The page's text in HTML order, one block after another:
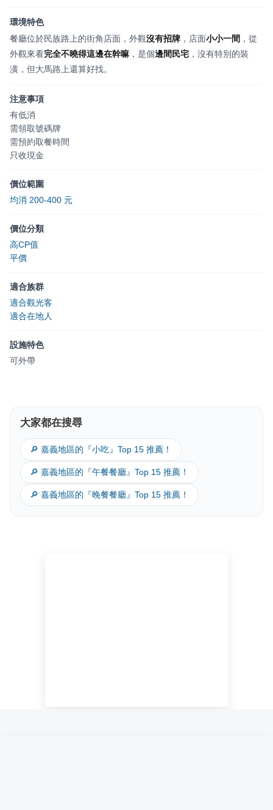
環境特色
餐廳位於民族路上的街角店面，外觀沒有招牌 ，店面小小一間 ，從
外觀來看完全不曉得這邊在幹嘛，是個邊間民宅 ，沒有特別的裝
潢，但大馬路上還算好找。
注意事項
有低消
需領取號碼牌
需預約取餐時間
只收現金
價位範圍
均消 200-400 元
價位分類
高CP值
平價
適合族群
適合觀光客
適合在地人
設施特色
可外帶
大家都在搜尋
🔎 嘉義地區的『小吃』Top 15 推薦！
🔎 嘉義地區的『午餐餐廳』Top 15 推薦！
🔎 嘉義地區的『晚餐餐廳』Top 15 推薦！